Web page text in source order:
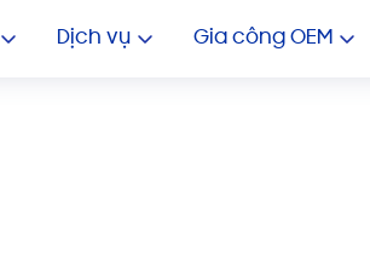
Dịch vụ
In Khăn Lạnh Giá Rẻ In
Gia công OEM
GIA CÔNG KHĂN ƯỚT NHIỀU